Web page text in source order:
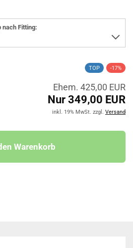
nach Fitting:
TOP -17%
Ehem. 425,00 EUR
Nur 349,00 EUR
inkl. 19% MwSt. zzgl. Versand
Warenkorb